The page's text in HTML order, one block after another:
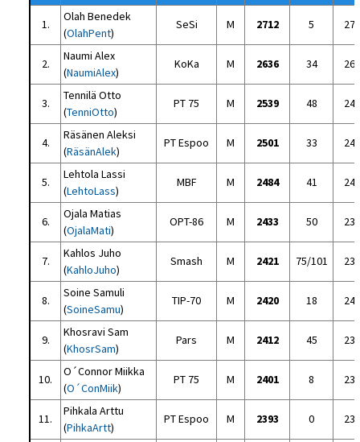
1.
Olah Benedek
(OlahPent)
SeSi M 2712 5
2.
Naumi Alex
(NaumiAlex)
KoKa M 2636 34
3.
Tennilä Otto
(TenniOtto)
PT 75 M 2539 48
4.
Räsänen Aleksi
(RäsänAlek)
PT Espoo M 2501 33
5.
Lehtola Lassi
(LehtoLass)
MBF M 2484 41
6.
Ojala Matias
(OjalaMati)
OPT-86 M 2433 50
7.
Kahlos Juho
(KahloJuho)
Smash M 2421 75/101
8.
Soine Samuli
(SoineSamu)
TIP-70 M 2420 18
9.
Khosravi Sam
(KhosrSam)
Pars M 2412 45
10.
O´Connor Miikka
(O´ConMiik)
PT 75 M 2401 8
11.
Pihkala Arttu
(PihkaArtt)
PT Espoo M 2393 0